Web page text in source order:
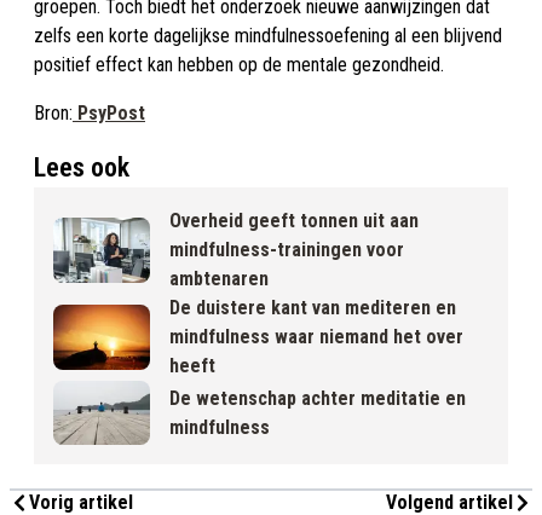
groepen. Toch biedt het onderzoek nieuwe aanwijzingen dat
zelfs een korte dagelijkse mindfulnessoefening al een blijvend
positief effect kan hebben op de mentale gezondheid.
Bron: PsyPost
Lees ook
Overheid geeft tonnen uit aan
mindfulness-trainingen voor
ambtenaren
De duistere kant van mediteren en
mindfulness waar niemand het over
heeft
De wetenschap achter meditatie en
mindfulness
Vorig artikel
Volgend artikel